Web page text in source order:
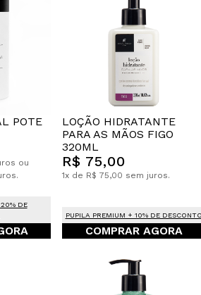
POTE
ou
DE
LOÇÃO HIDRATANTE
PARA AS MÃOS FIGO
320ML
R$ 75,00
1x de R$ 75,00 sem juros.
PUPILA PREMIUM + 10% DE DESCONTO
COMPRAR AGORA